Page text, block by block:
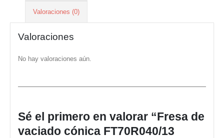
Valoraciones (0)
Valoraciones
No hay valoraciones aún.
Sé el primero en valorar “Fresa de
vaciado cónica FT70R040/13